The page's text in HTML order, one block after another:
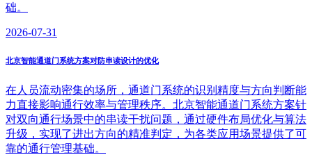
础。
2026-07-31
北京智能通道门系统方案对防串读设计的优化
在人员流动密集的场所，通道门系统的识别精度与方向判断能
力直接影响通行效率与管理秩序。北京智能通道门系统方案针
对双向通行场景中的串读干扰问题，通过硬件布局优化与算法
升级，实现了进出方向的精准判定，为各类应用场景提供了可
靠的通行管理基础。